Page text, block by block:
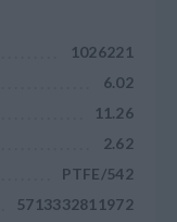
1026221
6.02
11.26
2.62
PTFE/542
5713332811972